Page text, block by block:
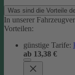
Was sind die Vorteile
In unserer
Vorteilen:
günstige Tarife:
ab 13,38 €